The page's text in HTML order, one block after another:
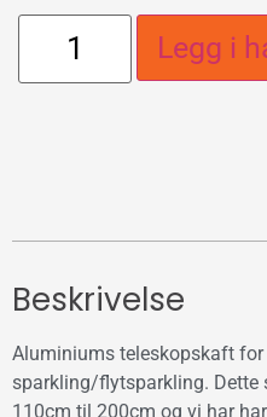
Legg i
Beskrivelse
Aluminiums teleskopskaft for
sparkling/flytsparkling. Dette
110cm til 200cm og vi har